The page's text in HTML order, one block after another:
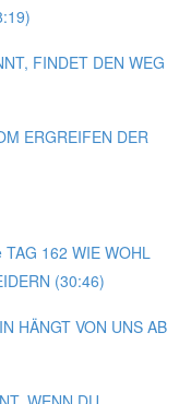
FINDET DEN WEG
ERGREIFEN DER
162 WIE WOHL
(30:46)
HÄNGT VON UNS AB